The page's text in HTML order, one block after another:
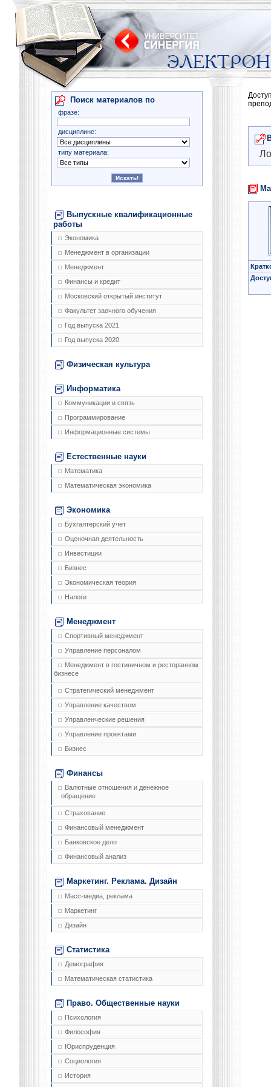
Поиск материалов по
фразе:
дисциплине:
типу материала:
Выпускные квалификационные
работы
Экономика
Менеджмент в организации
Менеджмент
Финансы и кредит
Московский открытый институт
Факультет заочного обучения
Год выпуска 2021
Год выпуска 2020
Физическая культура
Информатика
Коммуникации и связь
Программирование
Информационные системы
Естественные науки
Математика
Математическая экономика
Экономика
Бухгалтерский учет
Оценочная деятельность
Инвестиции
Бизнес
Экономическая теория
Налоги
Менеджмент
Спортивный менеджмент
Управление персоналом
Менеджмент в гостиничном и ресторанном
бизнесе
Стратегический менеджмент
Управление качеством
Управленческие решения
Управление проектами
Бизнес
Финансы
Валютные отношения и денежное
обращение
Страхование
Финансовый менеджмент
Банковское дело
Финансовый анализ
Маркетинг. Реклама. Дизайн
Масс-медиа, реклама
Маркетинг
Дизайн
Статистика
Демография
Математическая статистика
Право. Общественные науки
Психология
Философия
Юриспруденция
Социология
История